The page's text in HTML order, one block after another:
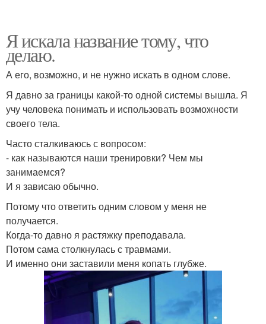
Я искала название тому, что
делаю.
А его, возможно, и не нужно искать в одном слове.
Я давно за границы какой-то одной системы вышла. Я
учу человека понимать и использовать возможности
своего тела.
Часто сталкиваюсь с вопросом:
- как называются наши тренировки? Чем мы
занимаемся?
И я зависаю обычно.
Потому что ответить одним словом у меня не
получается.
Когда-то давно я растяжку преподавала.
Потом сама столкнулась с травмами.
И именно они заставили меня копать глубже.